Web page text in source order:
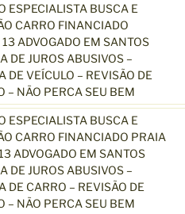
ESPECIALISTA BUSCA E
CARRO FINANCIADO
13 ADVOGADO EM SANTOS
DE JUROS ABUSIVOS –
DE VEÍCULO – REVISÃO DE
– NÃO PERCA SEU BEM
ESPECIALISTA BUSCA E
CARRO FINANCIADO PRAIA
ADVOGADO EM SANTOS
DE JUROS ABUSIVOS –
DE CARRO – REVISÃO DE
– NÃO PERCA SEU BEM